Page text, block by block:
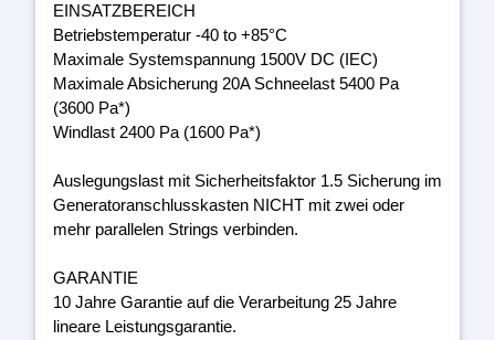
EINSATZBEREICH
Betriebstemperatur -40 to +85°C
Maximale Systemspannung 1500V DC (IEC)
Maximale Absicherung 20A Schneelast 5400 Pa
(3600 Pa*)
Windlast 2400 Pa (1600 Pa*)
Auslegungslast mit Sicherheitsfaktor 1.5 Sicherung im
Generatoranschlusskasten NICHT mit zwei oder
mehr parallelen Strings verbinden.
GARANTIE
10 Jahre Garantie auf die Verarbeitung 25 Jahre
lineare Leistungsgarantie.